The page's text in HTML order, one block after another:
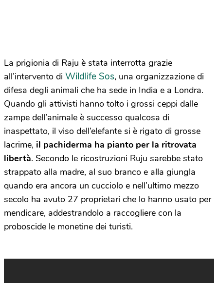
La prigionia di Raju è stata interrotta grazie
all’intervento di Wildlife Sos, una organizzazione di
difesa degli animali che ha sede in India e a Londra.
Quando gli attivisti hanno tolto i grossi ceppi dalle
zampe dell’animale è successo qualcosa di
inaspettato, il viso dell’elefante si è rigato di grosse
lacrime, il pachiderma ha pianto per la ritrovata
libertà. Secondo le ricostruzioni Ruju sarebbe stato
strappato alla madre, al suo branco e alla giungla
quando era ancora un cucciolo e nell’ultimo mezzo
secolo ha avuto 27 proprietari che lo hanno usato per
mendicare, addestrandolo a raccogliere con la
proboscide le monetine dei turisti.